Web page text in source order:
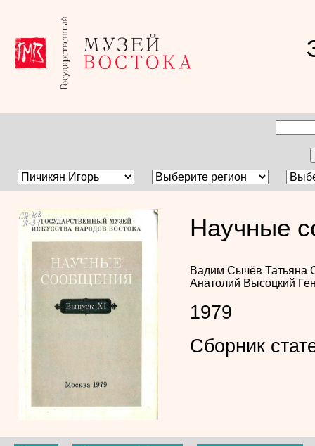
Научные
Вадим Сычёв Татьяна
Анатолий Высоцкий
1979
Сборник